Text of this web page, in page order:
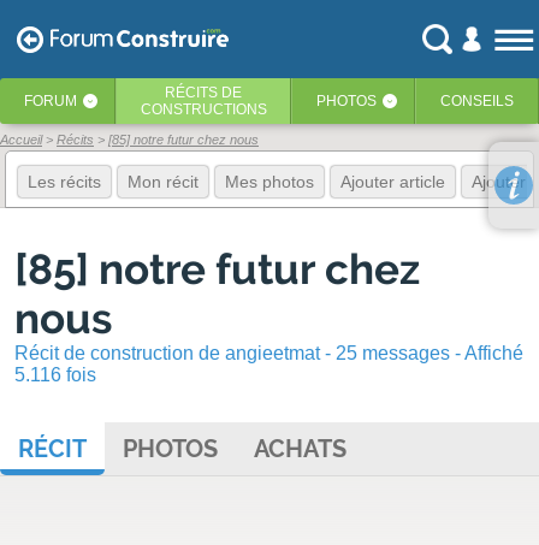
FORUM ‹ RÉCITS DE
CONSTRUCTIONS
PHOTOS ‹ CONSEILS
Accueil Récits [85] notre futur chez nous
Les récits Mon récit Mes photos Ajouter article Ajouter
[85] notre futur chez
nous
Récit de construction de angieetmat - 25 messages - Affiché
5.116 fois
RÉCIT PHOTOS ACHATS